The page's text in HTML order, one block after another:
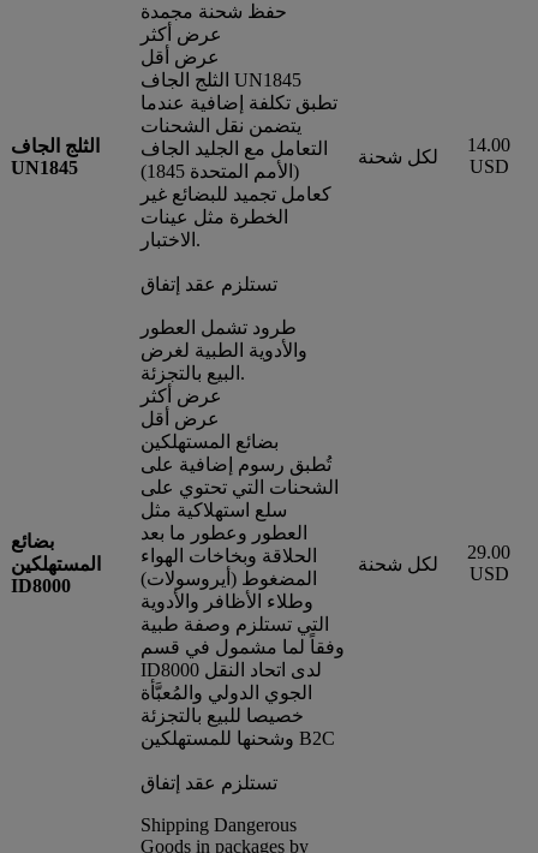
الثلج الجاف
UN1845
حفظ شحنة مجمدة
عرض أكثر
عرض أقل
الثلج الجاف UN1845
تطبق تكلفة إضافية عندما
يتضمن نقل الشحنات
التعامل مع الجليد الجاف
(الأمم المتحدة 1845)
كعامل تجميد للبضائع غير
الخطرة مثل عينات
الاختبار.
تستلزم عقد إتفاق
لكل شحنة
14.00
USD
بضائع
المستهلكين
ID8000
طرود تشمل العطور
والأدوية الطبية لغرض
البيع بالتجزئة.
عرض أكثر
عرض أقل
بضائع المستهلكين
تُطبق رسوم إضافية على
الشحنات التي تحتوي على
سلع استهلاكية مثل
العطور وعطور ما بعد
الحلاقة وبخاخات الهواء
المضغوط (أيروسولات)
وطلاء الأظافر والأدوية
التي تستلزم وصفة طبية
وفقاً لما مشمول في قسم
ID8000 لدى اتحاد النقل
الجوي الدولي والمُعبَّأة
خصيصا للبيع بالتجزئة
وشحنها للمستهلكين B2C
تستلزم عقد إتفاق
لكل شحنة
29.00
USD
Shipping Dangerous
Goods in packages by